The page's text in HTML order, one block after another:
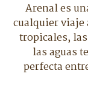
Arenal es
cualquier viaje
tropicales,
las aguas
perfecta